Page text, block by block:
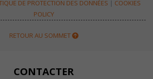
DE PROTECTION DES DONNÉES | COOKIES
POLICY
RETOUR AU SOMMET
CONTACTER